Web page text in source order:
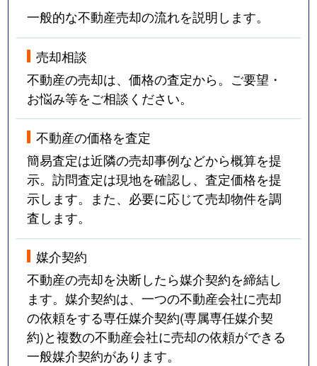
一般的な不動産売却の流れを説明します。
売却相談
不動産の売却は、価格の査定から。ご要望・
お悩み等をご相談ください。
不動産の価格を査定
簡易査定は近隣の売却事例などから概算を提
示。訪問査定は現地を確認し、査定価格を提
示します。また、必要に応じて売却物件を調
査します。
媒介契約
不動産の売却を決断したら媒介契約を締結し
ます。媒介契約は、一つの不動産会社に売却
の依頼をする専任媒介契約(専属専任媒介契
約)と複数の不動産会社に売却の依頼ができる
一般媒介契約があります。